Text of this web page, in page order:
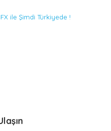
ile Şimdi Türkiyede !